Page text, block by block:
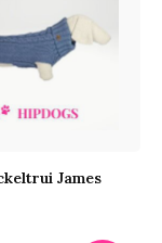
James